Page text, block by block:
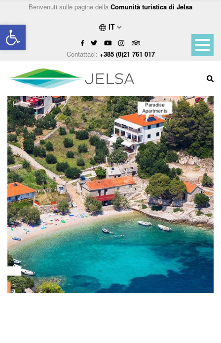
Open toolbar
Benvenuti sulle pagine della Comunità turistica di Jelsa
IT
Contattaci: +385 (0)21 761 017